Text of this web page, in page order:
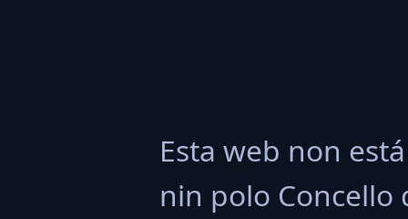
Esta web non
nin polo Concello